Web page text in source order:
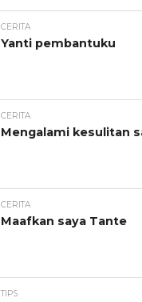
CERITA
Yanti pembantuku
CERITA
Mengalami kesulitan
CERITA
Maafkan saya Tante
TIPS